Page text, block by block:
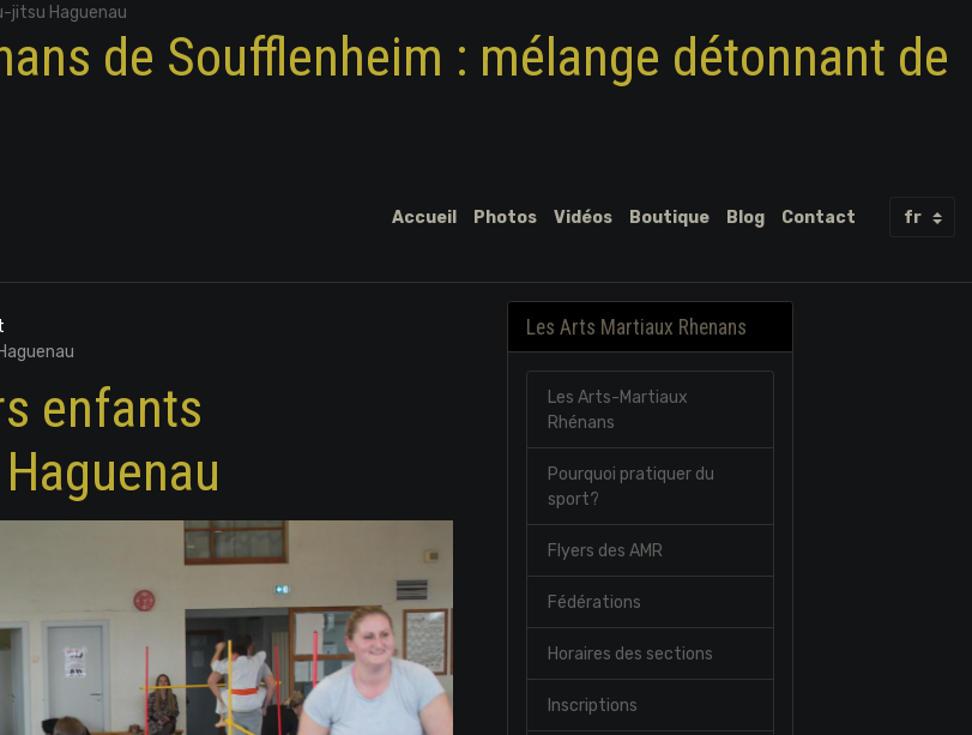
jitsu Haguenau
de Soufflenheim : mélange détonnant de
Accueil Photos Vidéos Boutique Blog Contact
enfants
Les Arts Martiaux Rhenans
Les Arts-Martiaux
Rhénans
Pourquoi pratiquer du
sport?
Flyers des AMR
Fédérations
Horaires des sections
Inscriptions